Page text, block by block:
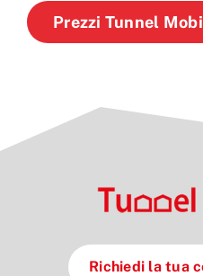
Prezzi Tunnel
Richiedi la tua